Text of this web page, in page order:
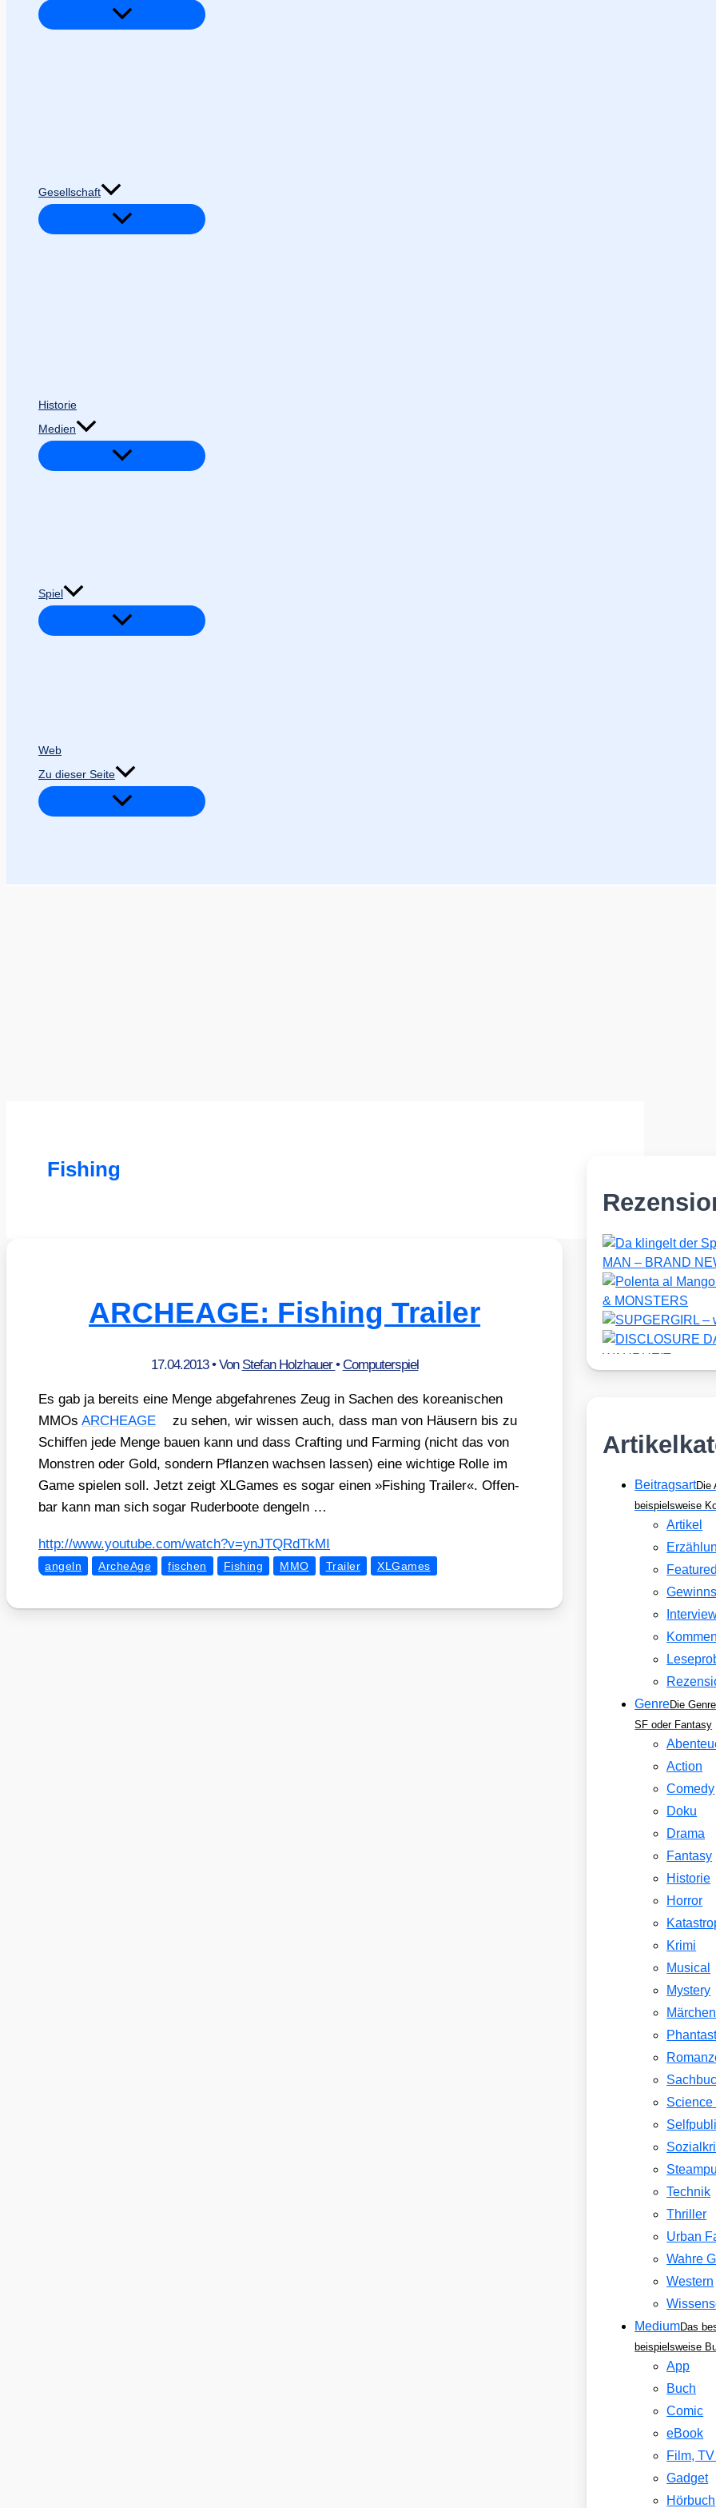
Gesellschaft
Historie
Medien
Spiel
Web
Zu dieser Seite
Fishing
ARCHEAGE: Fishing Trailer
17.04.2013• Von Stefan Holzhauer•Computerspiel
Es gab ja bereits eine Men­ge abge­fah­re­nes Zeug in Sachen des korea­ni­schen
MMOs ARCHEAGE
zu sehen, wir wis­sen auch, dass man von Häu­sern bis zu
Schif­fen jede Men­ge bau­en kann und dass Craf­ting und Far­ming (nicht das von
Mons­tren oder Gold, son­dern Pflan­zen wach­sen las­sen) eine wich­ti­ge Rol­le im
Game spie­len soll. Jetzt zeigt XLGa­mes es sogar einen »Fishing Trai­ler«. Offen­
bar kann man sich sogar Ruder­boo­te den­geln …
http://​www​.you​tube​.com/​w​a​t​c​h​?​v​=​y​n​J​T​Q​R​d​T​kMI
angeln ArcheAge fischen Fishing MMO Trailer XLGames
BeitragsartDie
beispielsweise
Artikel
GenreDie
SF oder Fantasy
Action
Comedy
Doku
Drama
Fantasy
Historie
Horror
Krimi
Musical
Mystery
Märchen
Science
Technik
Thriller
Urban
Wahre
Western
MediumDas
beispielsweise
App
Buch
Comic
eBook
Film,
Gadget
Hörbuch